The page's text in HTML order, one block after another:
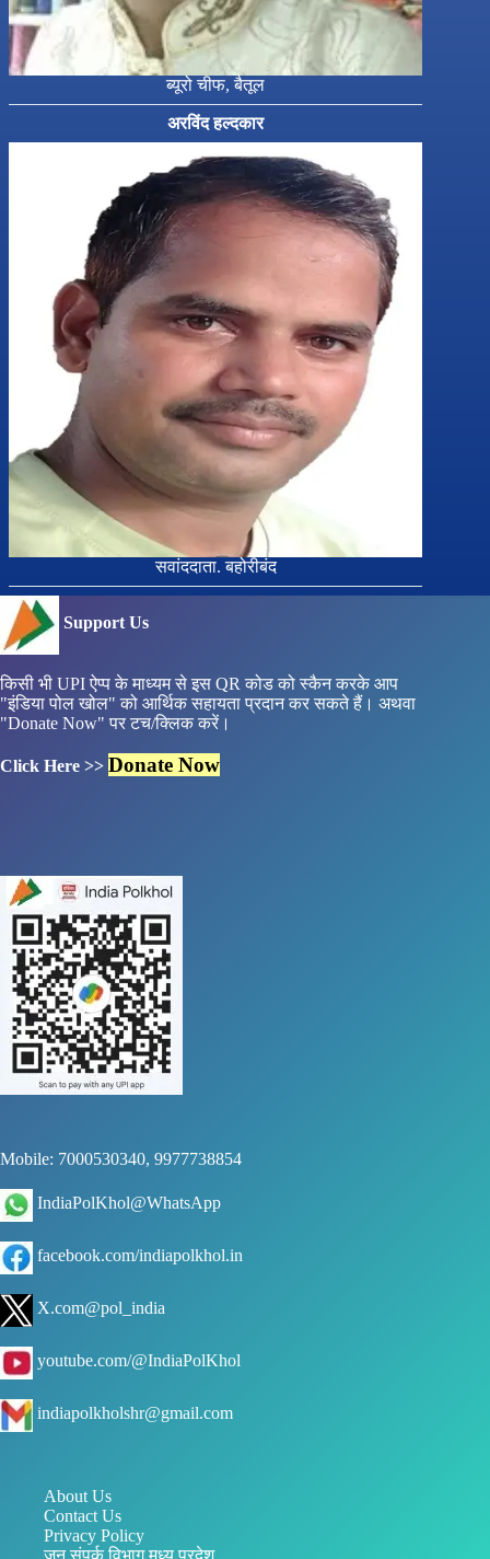
ब्यूरो चीफ, बैतूल
अरविंद हल्दकार
सवांददाता. बहोरीबंद
Support Us
किसी भी UPI ऐप्प के माध्यम से इस QR कोड को स्कैन करके आप
"इंडिया पोल खोल" को आर्थिक सहायता प्रदान कर सकते हैं। अथवा
"Donate Now" पर टच/क्लिक करें।
Click Here >> Donate Now
Mobile: 7000530340, 9977738854
IndiaPolKhol@WhatsApp
facebook.com/indiapolkhol.in
X.com@pol_india
youtube.com/@IndiaPolKhol
indiapolkholshr@gmail.com
About Us
Contact Us
Privacy Policy
जन संपर्क विभाग मध्य प्रदेश